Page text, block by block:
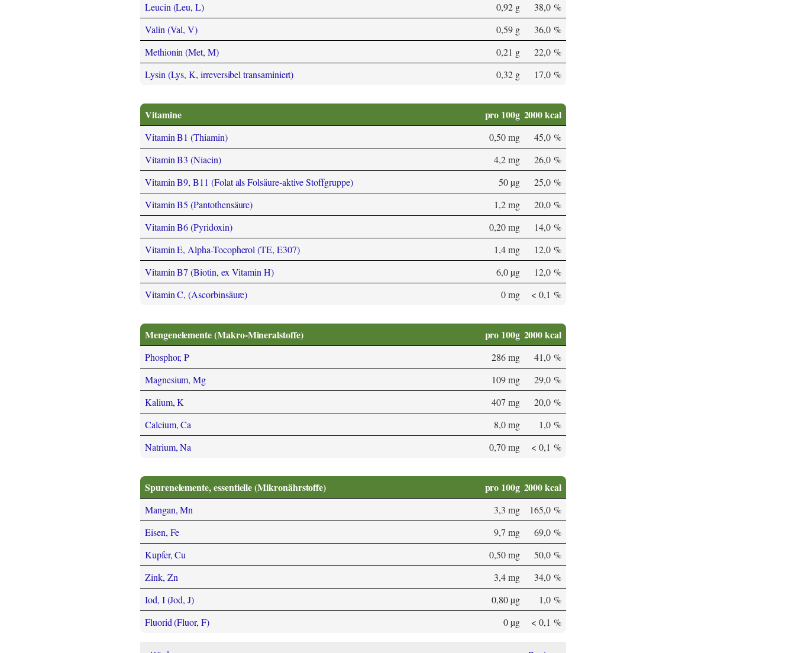
Leucin (Leu, L)
0,92 g
38,0 %
Valin (Val, V)
0,59 g
36,0 %
Methionin (Met, M)
0,21 g
22,0 %
Lysin (Lys, K, irreversibel transaminiert)
0,32 g 17,0 %
Vitamine pro 100g 2000 kcal
Vitamin B1 (Thiamin) 0,50 mg
45,0 %
Vitamin B3 (Niacin)
4,2 mg
26,0 %
Vitamin B9, B11 (Folat als Folsäure-aktive Stoffgruppe)
50 µg
25,0 %
Vitamin B5 (Pantothensäure)
1,2 mg
20,0 %
Vitamin B6 (Pyridoxin)
0,20 mg
14,0 %
Vitamin E, Alpha-Tocopherol (TE, E307)
1,4 mg
12,0 %
Vitamin B7 (Biotin, ex Vitamin H)
6,0 µg
12,0 %
Vitamin C, (Ascorbinsäure)
0 mg < 0,1 %
Mengenelemente (Makro-Mineralstoffe) pro 100g 2000 kcal
Phosphor, P 286 mg
41,0 %
Magnesium, Mg
109 mg
29,0 %
Kalium, K
407 mg
20,0 %
Calcium, Ca
8,0 mg
1,0 %
Natrium, Na
0,70 mg < 0,1 %
Spurenelemente, essentielle (Mikronährstoffe) pro 100g 2000 kcal
Mangan, Mn 3,3 mg
165,0 %
Eisen, Fe
9,7 mg
69,0 %
Kupfer, Cu
0,50 mg
50,0 %
Zink, Zn
3,4 mg
34,0 %
Iod, I (Jod, J)
0,80 µg
1,0 %
Fluorid (Fluor, F)
0 µg < 0,1 %